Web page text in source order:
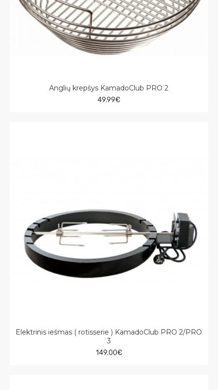
Anglių krepšys KamadoClub PRO 2
49.99€
Elektrinis iešmas ( rotisserie ) KamadoClub PRO 2/PRO
3
149.00€